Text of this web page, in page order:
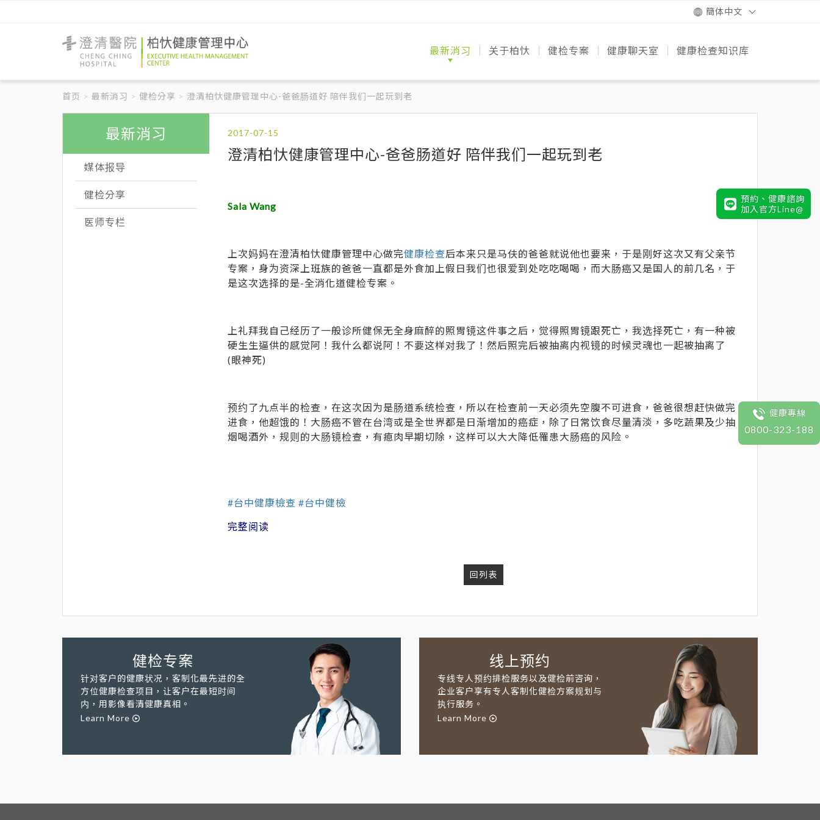
簡体中文
清
醫
院
柏
最新消习
媒体报导
健检分享
医师专栏
关于柏忕
澄清柏忕的诞生
专业医疗团队
专业医疗设备
环境与服务
案例分享
常见问题
联络我们
健检专案
专案比较
健康聊天室
快速健康检测
预防疾病知识+
健康饮食策略
健康动起来
遗传风险必知
健康检查知识库
健检知识
預約、健康諮詢
加入官方Line@
首页 最新消习 健检分享 澄清柏忕健康管理中心-爸爸肠道好 陪伴我们一起玩到老
最新消习
媒体报导
健检分享
医师专栏
澄清柏忕健康管理中心-爸爸肠道好 陪伴我们一起玩到老
Sala Wang
上次妈妈在澄清柏忕健康管理中心做完健康检查后本来只是马伕的爸爸就说他也要来，于是刚好这次又有父亲节
专案，身为资深上班族的爸爸一直都是外食加上假日我们也很爱到处吃吃喝喝，而大肠癌又是国人的前几名，于
是这次选择的是-全消化道健检专案。
上礼拜我自己经历了一般诊所健保无全身麻醉的照胃镜这件事之后，觉得照胃镜跟死亡，我选择死亡，有一种被
硬生生逼供的感觉阿！我什么都说阿！不要这样对我了！然后照完后被抽离内视镜的时候灵魂也一起被抽离了
(眼神死)
预约了九点半的检查，在这次因为是肠道系统检查，所以在检查前一天必须先空腹不可进食，爸爸很想赶快做完
进食，他超饿的！大肠癌不管在台湾或是全世界都是日渐增加的癌症，除了日常饮食尽量清淡，多吃蔬果及少抽
烟喝酒外，规则的大肠镜检查，有瘜肉早期切除，这样可以大大降低罹患大肠癌的风险。
#台中健康檢查 #台中健檢
完整阅读
回列表
健检专案
针对客户的健康状况，客制化最先进的全
方位健康检查项目，让客户在最短时间
内，用影像看清健康真相。
Learn More
线上预约
专线专人预约排检服务以及健检前咨询，
企业客户享有专人客制化健检方案规划与
执行服务。
Learn More
健康專線
0800-323-188